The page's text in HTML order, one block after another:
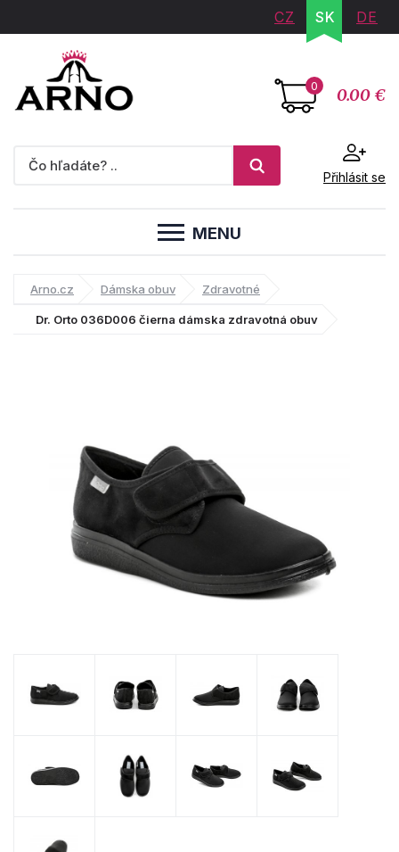
CZ SK DE
0 0.00 €
Přihlásit se
MENU
Arno.cz Dámska obuv Zdravotné
Dr. Orto 036D006 čierna dámska zdravotná obuv